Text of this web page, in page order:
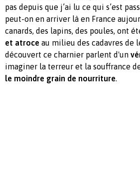
pas depuis que j’ai lu ce qui s’est
peut-on en arriver là en France
canards, des lapins, des poules, ont
et atroce au milieu des cadavres de
découvert ce charnier parlent d'un
imaginer la terreur et la souffrance
le moindre grain de nourriture